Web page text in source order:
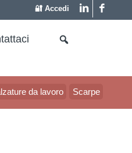
🔐 Accedi
da lavoro Scarpe